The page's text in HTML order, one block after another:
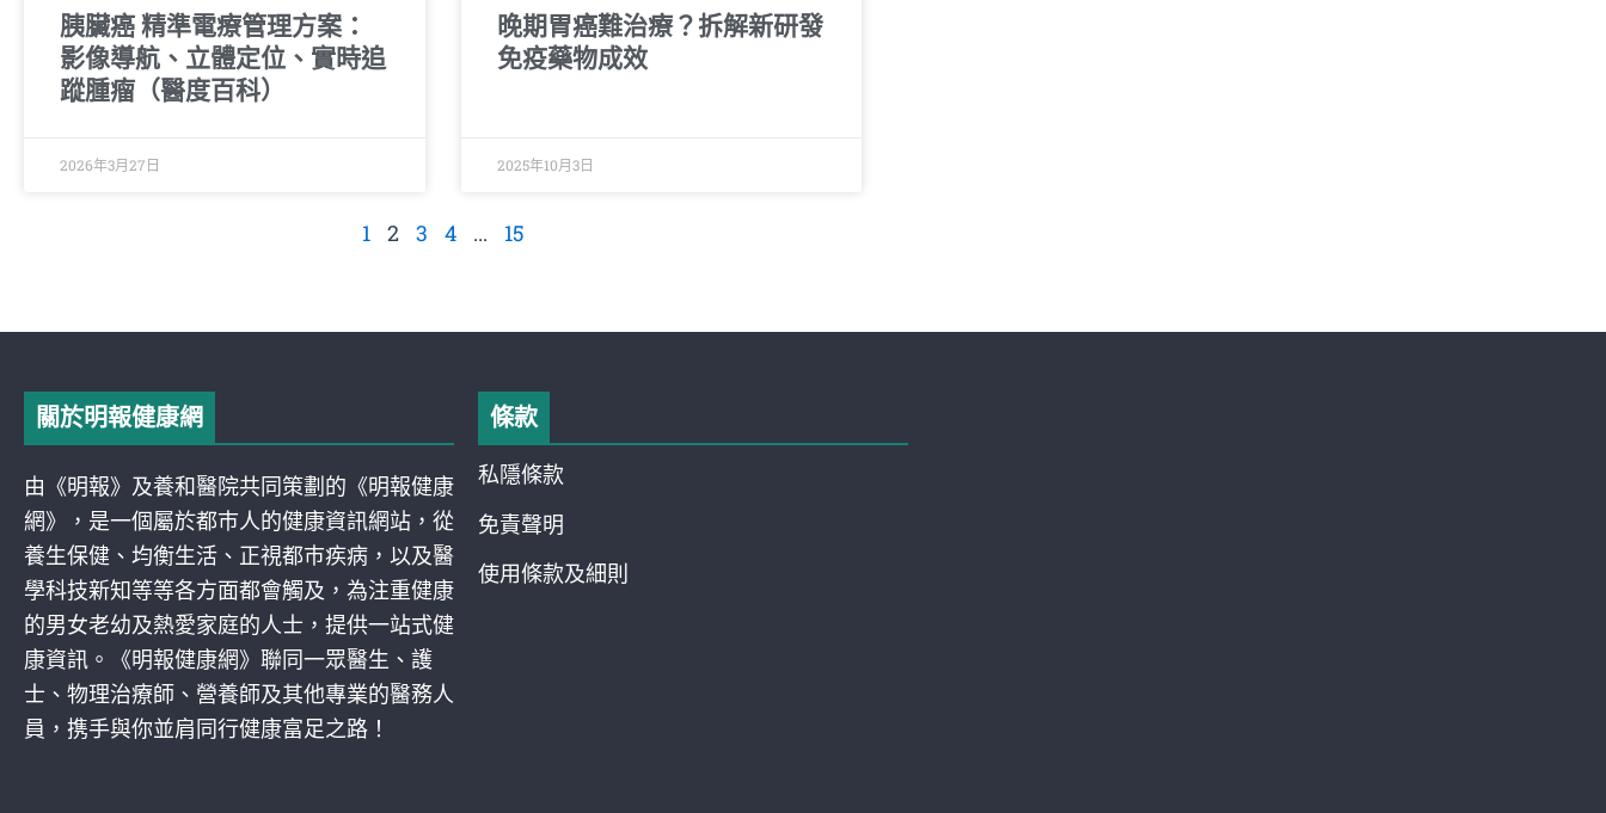
胰臟癌 精準電療管理方案：
影像導航、立體定位、實時追
蹤腫瘤（醫度百科）
2026年3月27日
晚期胃癌難治療？拆解新研發
免疫藥物成效
2025年10月3日
1 2 3 4 ... 15
關於明報健康網
由《明報》及養和醫院共同策劃的《明報健康
網》，是一個屬於都巿人的健康資訊網站，從
養生保健、均衡生活、正視都巿疾病，以及醫
學科技新知等等各方面都會觸及，為注重健康
的男女老幼及熱愛家庭的人士，提供一站式健
康資訊。《明報健康網》聯同一眾醫生、護
士、物理治療師、營養師及其他專業的醫務人
員，携手與你並肩同行健康富足之路！
條款
私隱條款
免責聲明
使用條款及細則